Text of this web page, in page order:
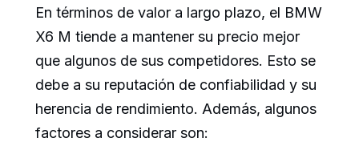
En términos de valor a largo plazo, el BMW
X6 M tiende a mantener su precio mejor
que algunos de sus competidores. Esto se
debe a su reputación de confiabilidad y su
herencia de rendimiento. Además, algunos
factores a considerar son: